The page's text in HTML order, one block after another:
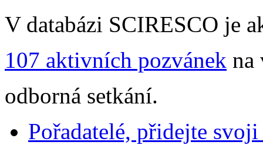
V databázi SCIRESCO je
107 aktivních pozvánek na
odborná setkání.
Pořadatelé, přidejte